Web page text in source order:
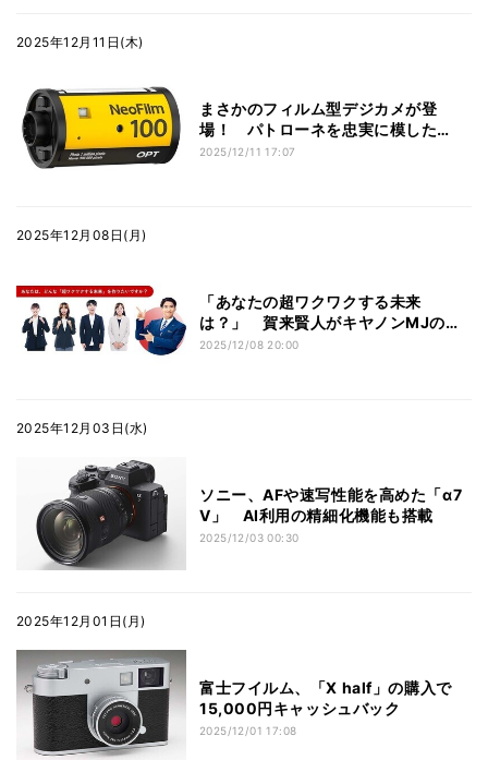
2025年12月11日(木)
まさかのフィルム型デジカメが登
場！ パトローネを忠実に模した
「OPT100 Neo Film」
2025/12/11 17:07
2025年12月08日(月)
「あなたの超ワクワクする未来
は？」 賀来賢人がキヤノンMJの若
手社員にインタビュー
2025/12/08 20:00
2025年12月03日(水)
ソニー、AFや速写性能を高めた「α7
V」 AI利用の精細化機能も搭載
2025/12/03 00:30
2025年12月01日(月)
富士フイルム、「X half」の購入で
15,000円キャッシュバック
2025/12/01 17:08